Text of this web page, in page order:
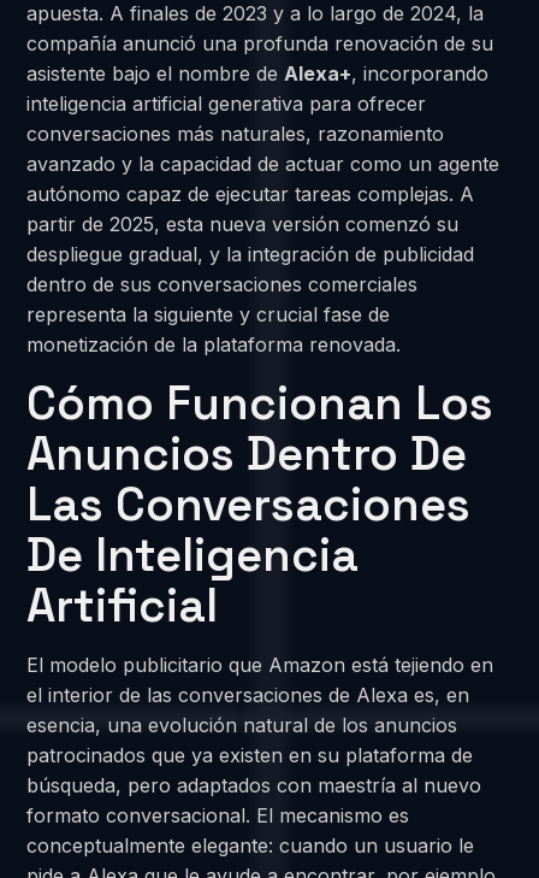
apuesta. A finales de 2023 y a lo largo de 2024, la
compañía anunció una profunda renovación de su
asistente bajo el nombre deAlexa+, incorporando
inteligencia artificial generativa para ofrecer
conversaciones más naturales, razonamiento
avanzado y la capacidad de actuar como un agente
autónomo capaz de ejecutar tareas complejas. A
partir de 2025, esta nueva versión comenzó su
despliegue gradual, y la integración de publicidad
dentro de sus conversaciones comerciales
representa la siguiente y crucial fase de
monetización de la plataforma renovada.
Cómo Funcionan Los
Anuncios Dentro De
Las Conversaciones
De Inteligencia
Artificial
El modelo publicitario que Amazon está tejiendo en
el interior de las conversaciones de Alexa es, en
esencia, una evolución natural de los anuncios
patrocinados que ya existen en su plataforma de
búsqueda, pero adaptados con maestría al nuevo
formato conversacional. El mecanismo es
conceptualmente elegante: cuando un usuario le